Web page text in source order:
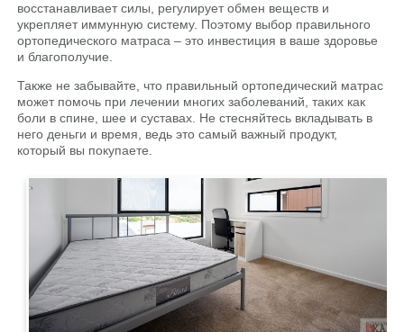
восстанавливает силы, регулирует обмен веществ и
укрепляет иммунную систему. Поэтому выбор правильного
ортопедического матраса – это инвестиция в ваше здоровье
и благополучие.
Также не забывайте, что правильный ортопедический матрас
может помочь при лечении многих заболеваний, таких как
боли в спине, шее и суставах. Не стесняйтесь вкладывать в
него деньги и время, ведь это самый важный продукт,
который вы покупаете.